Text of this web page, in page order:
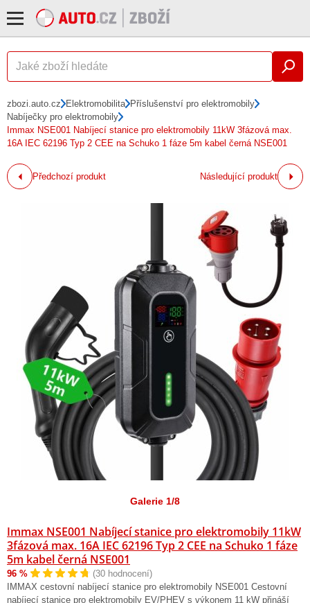
zbozi.auto.cz Elektromobilita Příslušenství pro elektromobily
Nabíječky pro elektromobily
Immax NSE001 Nabíjecí stanice pro elektromobily 11kW 3fázová max.
16A IEC 62196 Typ 2 CEE na Schuko 1 fáze 5m kabel černá NSE001
Předchozí produkt Následující produkt
Galerie 1/8
Immax NSE001 Nabíjecí stanice pro elektromobily 11kW
3fázová max. 16A IEC 62196 Typ 2 CEE na Schuko 1 fáze
5m kabel černá NSE001
96 %
(30 hodnocení)
IMMAX cestovní nabíjecí stanice pro elektromobily NSE001 Cestovní
nabíjecí stanice pro elektromobily EV/PHEV s výkonem 11 kW přináší